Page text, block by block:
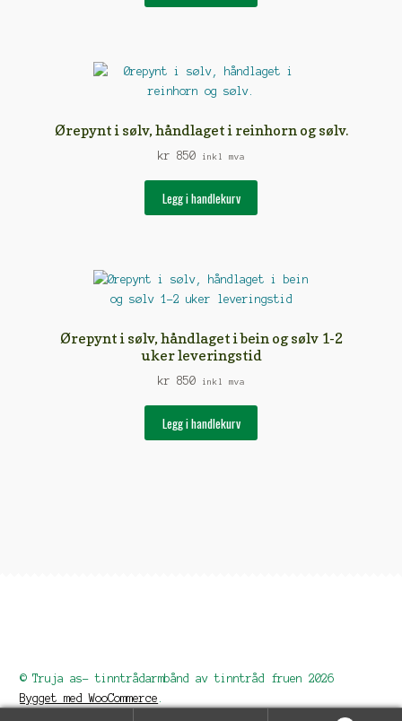
Ørepynt i sølv, håndlaget i reinhorn og sølv.
kr 850 inkl mva
Legg i handlekurv
Ørepynt i sølv, håndlaget i bein og sølv 1-2
uker leveringstid
kr 850 inkl mva
Legg i handlekurv
© Truja as- tinntrådarmbånd av tinntråd fruen 2026
Bygget med WooCommerce